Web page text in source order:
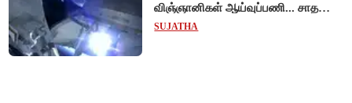
விஞ்ஞானிகள் ஆய்வுப்பணி... சாதனை
!
SUJATHA